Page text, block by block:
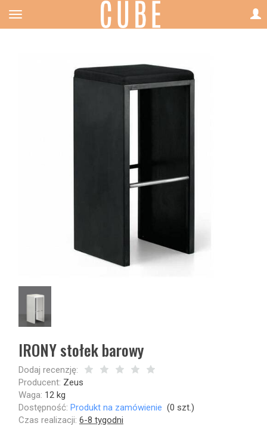
IRONY stołek barowy
Dodaj recenzję:
Producent: Zeus
Waga: 12 kg
Dostępność: Produkt na zamówienie (0 szt.)
Czas realizacji: 6-8 tygodni